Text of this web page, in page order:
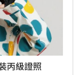
丙級證照